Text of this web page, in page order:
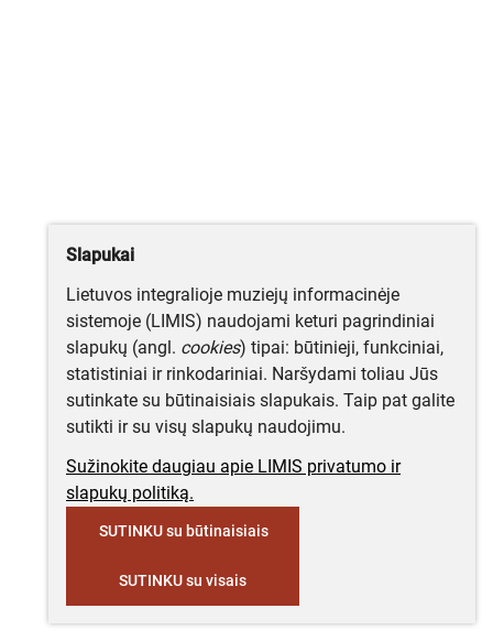
Slapukai
Lietuvos integralioje muziejų informacinėje
sistemoje (LIMIS) naudojami keturi pagrindiniai
slapukų (angl. cookies) tipai: būtinieji, funkciniai,
statistiniai ir rinkodariniai. Naršydami toliau Jūs
sutinkate su būtinaisiais slapukais. Taip pat galite
sutikti ir su visų slapukų naudojimu.
Sužinokite daugiau apie LIMIS privatumo ir
slapukų politiką.
SUTINKU su būtinaisiais
SUTINKU su visais